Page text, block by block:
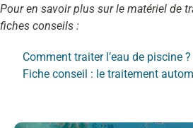
Pour en savoir plus sur le matériel de
fiches conseils :
Comment traiter l’eau de piscine ?
Fiche conseil : le traitement